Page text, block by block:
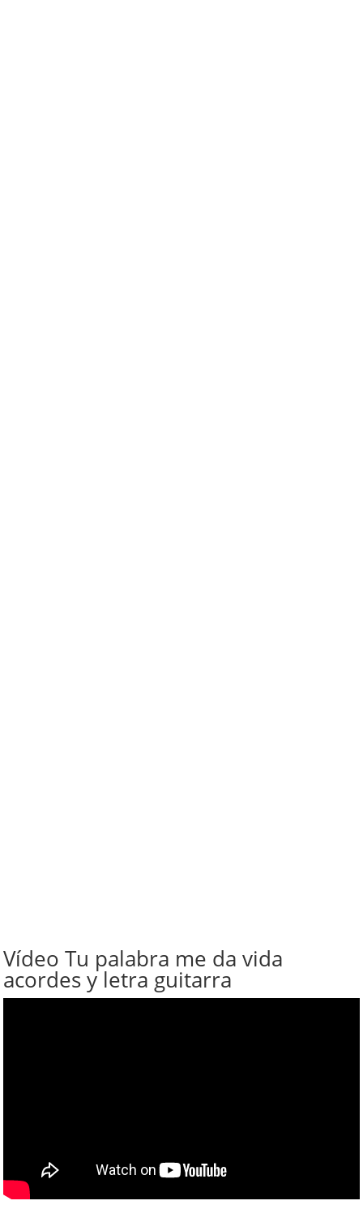
Vídeo Tu palabra me da vida
acordes y letra guitarra